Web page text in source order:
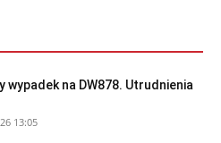
wypadek na DW878. Utrudnienia
13:05